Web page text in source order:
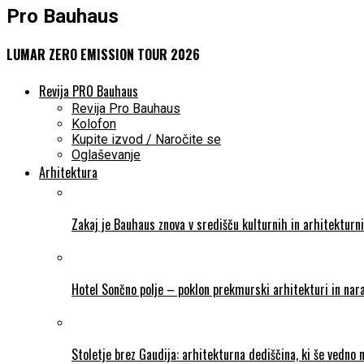
Pro Bauhaus
LUMAR ZERO EMISSION TOUR 2026
Revija PRO Bauhaus
Revija Pro Bauhaus
Kolofon
Kupite izvod / Naročite se
Oglaševanje
Arhitektura
Zakaj je Bauhaus znova v središču kulturnih in
Hotel Sončno polje – poklon prekmurski arhitekturi in
Stoletje brez Gaudija: arhitekturna dediščina, ki še vedno